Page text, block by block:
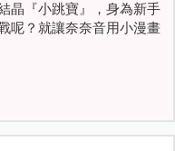
晶『小跳寶』，身為新手
呢？就讓奈奈音用小漫畫